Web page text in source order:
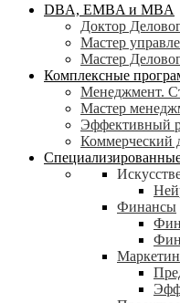
search
Menu
DBA, EMBA и MBA
Доктор
Мастер
Мастер
Комплексные
Менеджмент.
Мастер
Эффективный
Коммерческий
Финансы